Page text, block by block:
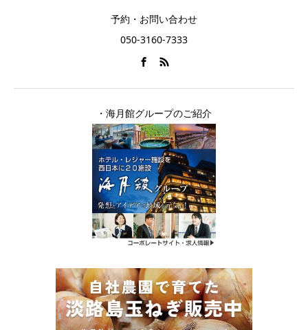
予約・お問い合わせ
050-3160-7333
・ 海月館グループのご紹介